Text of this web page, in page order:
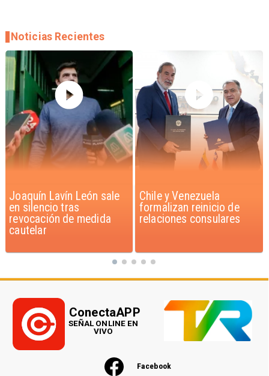
Chile y Venezuela
formalizan reinicio de
relaciones consulares
Feriantes rechazan
dichos de Camila Flores
sobre Fabiola Campillai
Noticias Recientes
Facebook
ConectaAPP
SEÑAL ONLINE EN
VIVO